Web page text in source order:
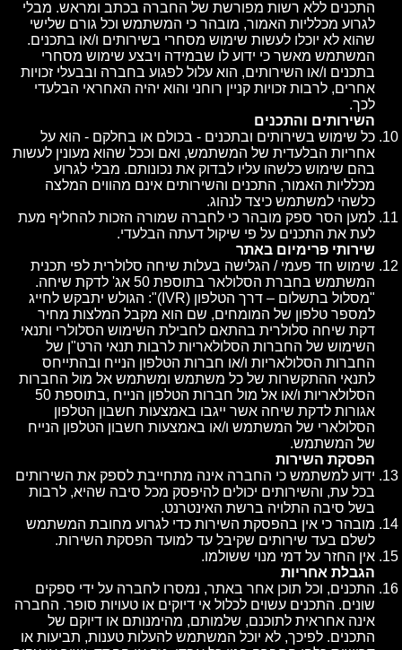
התכנים ללא רשות מפורשת של החברה בכתב ומראש. מבלי
לגרוע מכלליות האמור, מובהר כי המשתמש וכל גורם שלישי
שהוא לא יוכלו לעשות שימוש מסחרי בשירותים ו/או בתכנים.
המשתמש מאשר כי ידוע לו שבמידה ויבצע שימוש מסחרי
בתכנים ו/או השירותים, הוא עלול לפגוע בחברה ובבעלי זכויות
אחרים, לרבות זכויות קניין רוחני והוא יהיה האחראי הבלעדי
לכך.
השירותים והתכנים
כל שימוש בשירותים ובתכנים - בכולם או בחלקם - הוא על
אחריות הבלעדית של המשתמש, ואם וככל שהוא מעונין לעשות
בהם שימוש כלשהו עליו לבדוק את נכונותם. מבלי לגרוע
מכלליות האמור, התכנים והשירותים אינם מהווים המלצה
כלשהי למשתמש כיצד לנהוג.
למען הסר ספק מובהר כי לחברה שמורה הזכות להחליף מעת
לעת את התכנים על פי שיקול דעתה הבלעדי.
שירותי פרימיום באתר
שימוש חד פעמי / הגלישה בעלות שיחה סלולרית לפי תכנית
המשתמש בחברת הסלולאר בתוספת 50 אג' לדקת שיחה.
"מסלול בתשלום – דרך הטלפון (IVR)": הגולש יתבקש לחייג
למספר טלפון של המומחים, שם הוא מקבל המלצות מחיר
דקת שיחה סלולרית בהתאם לחבילת השימוש הסלולרי ותנאי
השימוש של החברות הסלולאריות לרבות תנאי הרט"ן של
החברות הסלולאריות ו/או חברות הטלפון הנייח ובהתייחס
לתנאי ההתקשרות של כל משתמש ומשתמש אל מול החברות
הסלולאריות ו/או אל מול חברות הטלפון הנייח ,בתוספת 50
אגורות לדקת שיחה אשר ייגבו באמצעות חשבון הטלפון
הסלולארי של המשתמש ו/או באמצעות חשבון הטלפון הנייח
של המשתמש.
הפסקת השירות
ידוע למשתמש כי החברה אינה מתחייבת לספק את השירותים
בכל עת, והשירותים יכולים להיפסק מכל סיבה שהיא, לרבות
בשל סיבה התלויה ברשת האינטרנט.
מובהר כי אין בהפסקת השירות כדי לגרוע מחובת המשתמש
לשלם בעד שירותים שקיבל עד למועד הפסקת השירות.
אין החזר על דמי מנוי ששולמו.
הגבלת אחריות
התכנים, וכל תוכן אחר באתר, נמסרו לחברה על ידי ספקים
שונים. התכנים עשוים לכלול אי דיוקים או טעויות סופר. החברה
אינה אחראית לתוכנם, שלמותם, מהימנותם או דיוקם של
התכנים. לפיכך, לא יוכל המשתמש להעלות טענות, תביעות או